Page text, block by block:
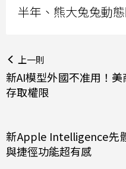
半年、熊大兔兔動
上一則
新AI模型外國不准用！
存取權限
新Apple Intelligence先
與捷徑功能超有感